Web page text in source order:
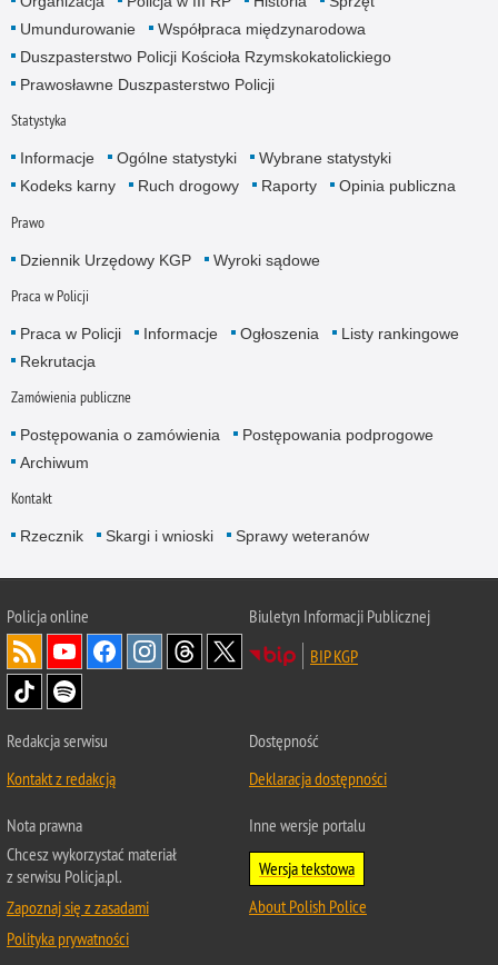
Umundurowanie
Współpraca międzynarodowa
Duszpasterstwo Policji Kościoła Rzymskokatolickiego
Prawosławne Duszpasterstwo Policji
Statystyka
Informacje Ogólne statystyki
Wybrane statystyki
Kodeks karny
Ruch drogowy Raporty Opinia publiczna
Prawo
Dziennik Urzędowy KGP Wyroki sądowe
Praca w Policji
Praca w Policji Informacje Ogłoszenia
Listy rankingowe
Rekrutacja
Zamówienia publiczne
Postępowania o zamówienia
Postępowania podprogowe
Archiwum
Kontakt
Rzecznik Skargi i wnioski Sprawy weteranów
Policjaonline
Biuletyn Informacji Publicznej
BIP KGP
Redakcja serwisu
Kontakt z redakcją
Dostępność
Deklaracja dostępności
Nota prawna
Chcesz wykorzystać materiał
z serwisu Policja.pl.
Zapoznaj się z zasadami
Polityka prywatności
Inne wersje portalu
Wersja tekstowa
About Polish Police